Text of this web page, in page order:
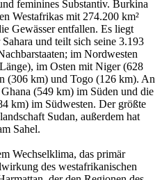
feminines Substantiv. Burkina
Westafrikas mit 274.200 km²
Gewässer entfallen. Es liegt
und teilt sich seine 3.193
im Nordwesten
im Osten mit Niger (628
(306 km) und Togo (126 km). An
(549 km) im Süden und die
km) im Südwesten. Der größte
Sudan, außerdem hat
Sahel.
Wechselklima, das primär
des westafrikanischen